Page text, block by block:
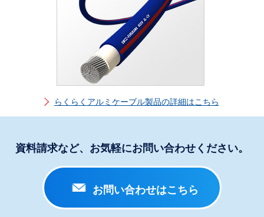
らくらくアルミケーブル製品の詳細はこちら
資料請求など、お気軽にお問い合わせください。
お問い合わせはこちら